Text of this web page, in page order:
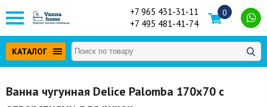
+7 965 431-31-11
+7 495 481-41-74
0
КАТАЛОГ
Ванна чугунная Delice Palomba 170x70 с